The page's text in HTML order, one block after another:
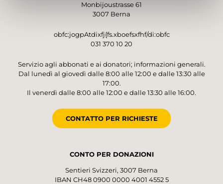
Monbijoustrasse 61
3007 Berna
obfc:jogpAtdixfj{fs.xboefsxfhf/di:obfc
031 370 10 20
Servizio agli abbonati e ai donatori; informazioni generali.
Dal lunedì al giovedì dalle 8:00 alle 12:00 e dalle 13:30 alle
17:00.
Il venerdì dalle 8:00 alle 12:00 e dalle 13:30 alle 16:00.
CONTATTO PER RICHIESTE
CONTO PER DONAZIONI
Sentieri Svizzeri, 3007 Berna
IBAN CH48 0900 0000 4001 4552 5